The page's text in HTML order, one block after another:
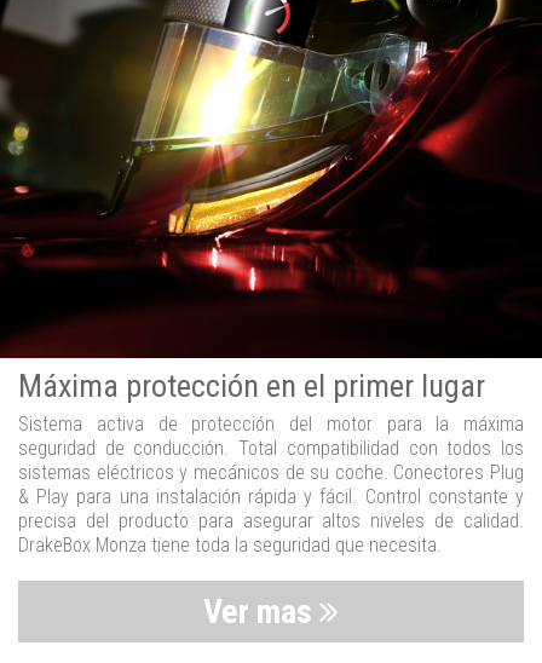
Máxima protección en el primer lugar
Sistema activa de protección del motor para la máxima
seguridad de conducción. Total compatibilidad con todos los
sistemas eléctricos y mecánicos de su coche. Conectores Plug
& Play para una instalación rápida y fácil. Control constante y
precisa del producto para asegurar altos niveles de calidad.
DrakeBox Monza tiene toda la seguridad que necesita.
Ver mas